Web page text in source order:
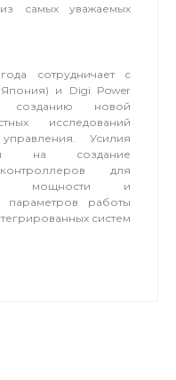
самых уважаемых
сотрудничает с
и Digi Power
созданию новой
исследований
Усилия
на создание
контроллеров для
мощности и
параметров работы
систем